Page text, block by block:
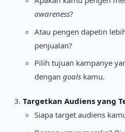
awareness?
Atau pengen dapetin
penjualan?
Pilih tujuan kampanye
dengan goalskamu.
Targetkan Audiens yang
Siapa target audiens